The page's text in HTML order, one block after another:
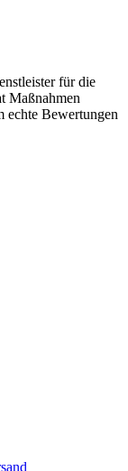
für die
Maßnahmen
echte Bewertungen